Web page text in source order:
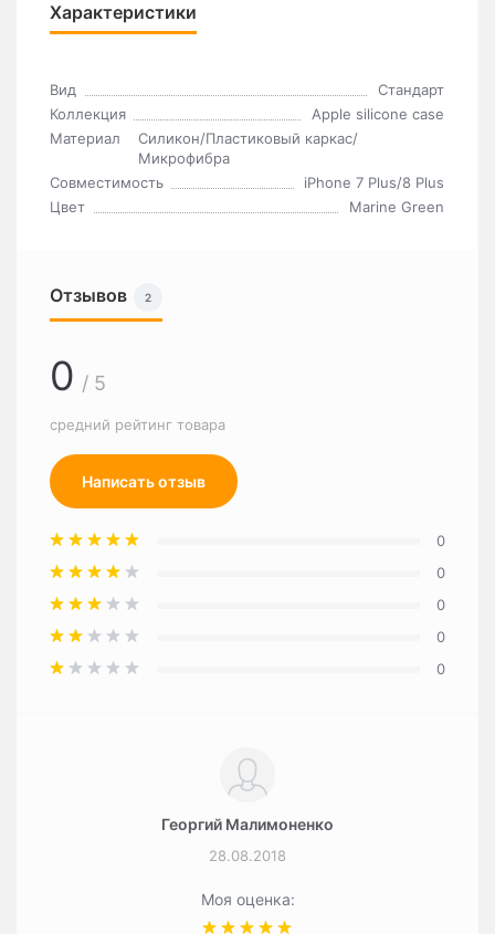
Характеристики
Вид
Стандарт
Коллекция
Apple silicone case
Материал
Силикон/Пластиковый каркас/
Микрофибра
Совместимость
iPhone 7 Plus/8 Plus
Цвет
Marine Green
Отзывов 2
0 / 5
средний рейтинг товара
Написать отзыв
0
0
0
0
0
Георгий Малимоненко
28.08.2018
Моя оценка: